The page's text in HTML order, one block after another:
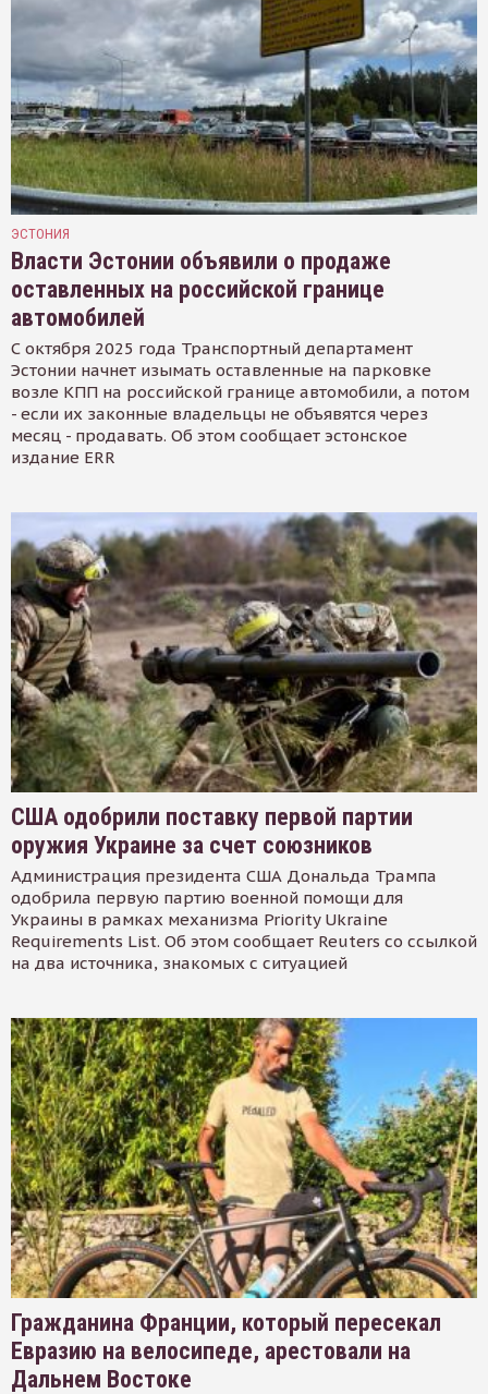
ЭСТОНИЯ
Власти Эстонии объявили о продаже
оставленных на российской границе
автомобилей
С октября 2025 года Транспортный департамент
Эстонии начнет изымать оставленные на парковке
возле КПП на российской границе автомобили, а потом
- если их законные владельцы не объявятся через
месяц - продавать. Об этом сообщает эстонское
издание ERR
США одобрили поставку первой партии
оружия Украине за счет союзников
Администрация президента США Дональда Трампа
одобрила первую партию военной помощи для
Украины в рамках механизма Priority Ukraine
Requirements List. Об этом сообщает Reuters со ссылкой
на два источника, знакомых с ситуацией
Гражданина Франции, который пересекал
Евразию на велосипеде, арестовали на
Дальнем Востоке